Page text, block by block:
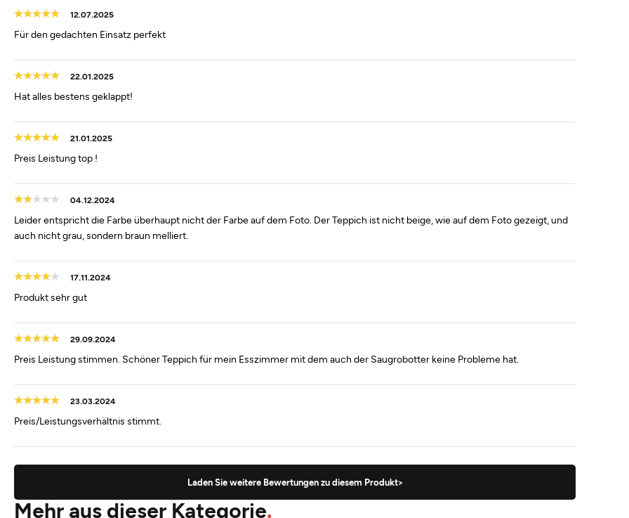
12.07.2025
Für den gedachten Einsatz perfekt
22.01.2025
Hat alles bestens geklappt!
21.01.2025
Preis Leistung top !
04.12.2024
Leider entspricht die Farbe überhaupt nicht der Farbe auf dem Foto. Der Teppich ist nicht beige, wie auf dem Foto gezeigt, und
auch nicht grau, sondern braun melliert.
17.11.2024
Produkt sehr gut
29.09.2024
Preis Leistung stimmen. Schöner Teppich für mein Esszimmer mit dem auch der Saugrobotter keine Probleme hat.
23.03.2024
Preis/Leistungsverhältnis stimmt.
Laden Sie weitere Bewertungen zu diesem Produkt>
Mehr aus dieser Kategorie